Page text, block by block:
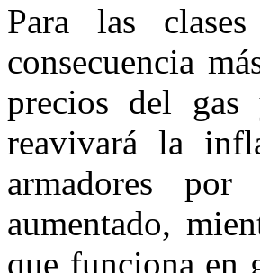
Para las
consecuencia
precios del
reavivará la
armadores
aumentado,
que funciona en